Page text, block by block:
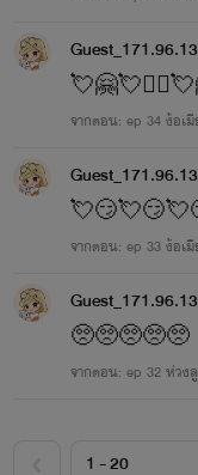
มาตรา ๘ ให้ผู้
สร้างสรรค์ขึ้น ภายใต้เ
(๑) ในกรณีที่ยัง
มีสัญชาติไทยหรืออยู่
อยู่ในประเทศที่เป็
ลิขสิทธิ์ซึ่งประเทศไท
ส่วนใหญ่ ในการสร้างส
ครั้งแรกได้กระทำขึ้น
จากตอน: ep 34 ง้อเมี
จากตอน: ep 33 ง้อเมี
🥺🥺🥺🥺🥺
จากตอน: ep 32 ห่วง